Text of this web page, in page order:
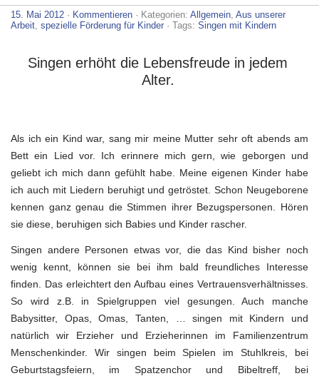
15. Mai 2012 · Kommentieren · Kategorien: Allgemein, Aus unserer
Arbeit, spezielle Förderung für Kinder · Tags: Singen mit Kindern
Singen erhöht die Lebensfreude in jedem
Alter.
Als ich ein Kind war, sang mir meine Mutter sehr oft abends am
Bett ein Lied vor. Ich erinnere mich gern, wie geborgen und
geliebt ich mich dann gefühlt habe. Meine eigenen Kinder habe
ich auch mit Liedern beruhigt und getröstet. Schon Neugeborene
kennen ganz genau die Stimmen ihrer Bezugspersonen. Hören
sie diese, beruhigen sich Babies und Kinder rascher.
Singen andere Personen etwas vor, die das Kind bisher noch
wenig kennt, können sie bei ihm bald freundliches Interesse
finden. Das erleichtert den Aufbau eines Vertrauensverhältnisses.
So wird z.B. in Spielgruppen viel gesungen. Auch manche
Babysitter, Opas, Omas, Tanten, … singen mit Kindern und
natürlich wir Erzieher und Erzieherinnen im Familienzentrum
Menschenkinder. Wir singen beim Spielen im Stuhlkreis, bei
Geburtstagsfeiern, im Spatzenchor und Bibeltreff, bei